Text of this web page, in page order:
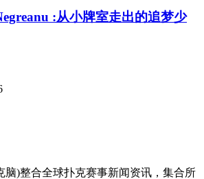
:从小牌室走出的追梦少
脑)整合全球扑克赛事新闻资讯，集合所